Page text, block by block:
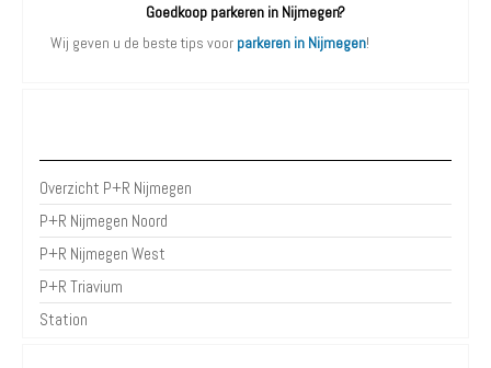
Goedkoop parkeren in Nijmegen?
Wij geven u de beste tips voor parkeren in Nijmegen!
Overzicht P+R Nijmegen
P+R Nijmegen Noord
P+R Nijmegen West
P+R Triavium
Station